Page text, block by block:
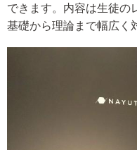
できます。内容は生徒の
基礎から理論まで幅広く